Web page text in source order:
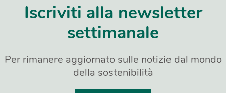
Iscriviti alla newsletter
settimanale
Per rimanere aggiornato sulle notizie dal mondo
della sostenibilità